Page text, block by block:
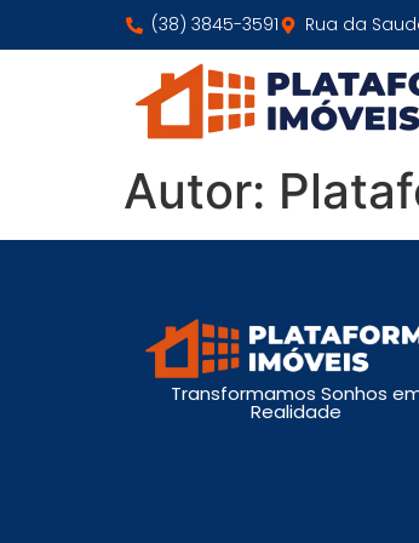
(38) 3845-3591 Rua da
Autor:
Transformamos Sonhos
Realidade